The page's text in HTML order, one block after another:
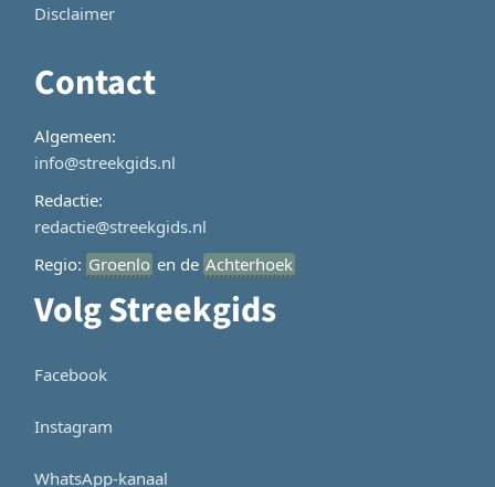
Disclaimer
Contact
Algemeen:
info@streekgids.nl
Redactie:
redactie@streekgids.nl
Regio: Groenlo en de Achterhoek
Volg Streekgids
Facebook
Instagram
WhatsApp-kanaal